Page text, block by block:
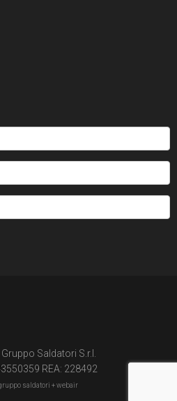
Saldatori S.r.l.
REA: 228492
saldatori +webair